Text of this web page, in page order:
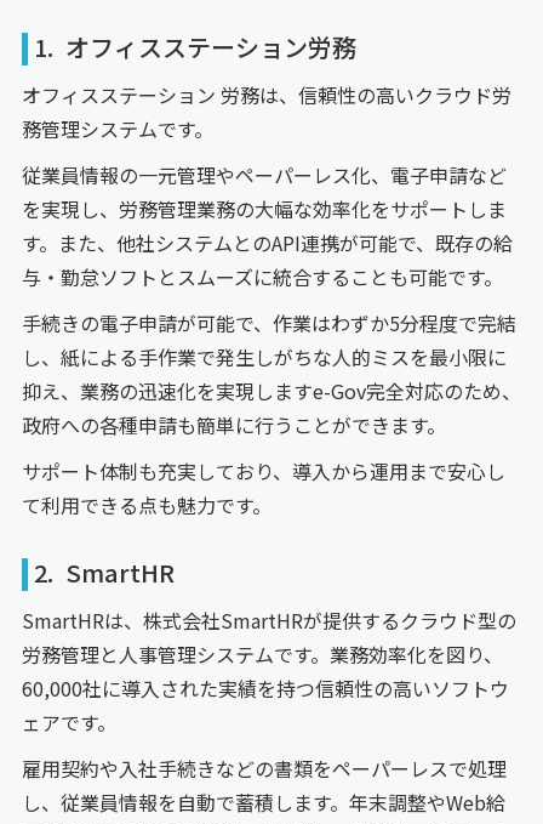
1. オフィスステーション労務
オフィスステーション 労務は、信頼性の高いクラウド労
務管理システムです。
従業員情報の一元管理やペーパーレス化、電子申請など
を実現し、労務管理業務の大幅な効率化をサポートしま
す。また、他社システムとのAPI連携が可能で、既存の給
与・勤怠ソフトとスムーズに統合することも可能です。
手続きの電子申請が可能で、作業はわずか5分程度で完結
し、紙による手作業で発生しがちな人的ミスを最小限に
抑え、業務の迅速化を実現しますe-Gov完全対応のため、
政府への各種申請も簡単に行うことができます。
サポート体制も充実しており、導入から運用まで安心し
て利用できる点も魅力です。
2. SmartHR
SmartHRは、株式会社SmartHRが提供するクラウド型の
労務管理と人事管理システムです。業務効率化を図り、
60,000社に導入された実績を持つ信頼性の高いソフトウ
ェアです。
雇用契約や入社手続きなどの書類をペーパーレスで処理
し、従業員情報を自動で蓄積します。年末調整やWeb給